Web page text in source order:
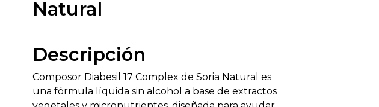
Natural
Descripción
Composor Diabesil 17 Complex de Soria Natural es
una fórmula líquida sin alcohol a base de extractos